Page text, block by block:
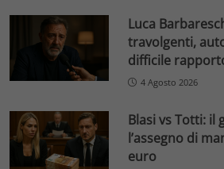
Luca
travolgenti,
difficile
4 Agosto 2026
Blasi vs Totti: il
l’assegno di
euro